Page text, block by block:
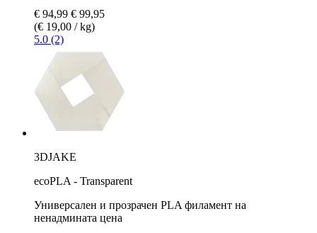
€ 94,99 € 99,95
(€ 19,00 / kg)
5.0 (2)
3DJAKE
ecoPLA - Transparent
Универсален и прозрачен PLA филамент на
ненадмината цена